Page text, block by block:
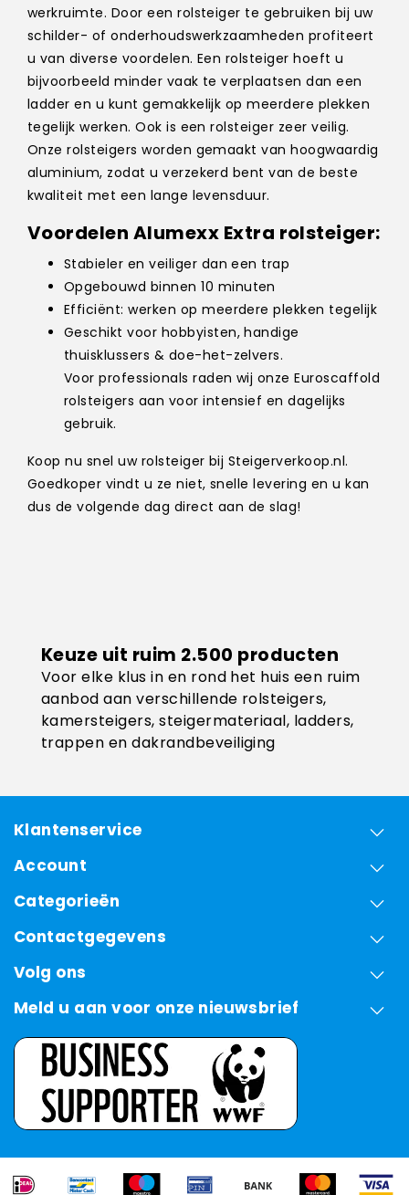
werkruimte. Door een rolsteiger te gebruiken bij uw
schilder- of onderhoudswerkzaamheden profiteert
u van diverse voordelen. Een rolsteiger hoeft u
bijvoorbeeld minder vaak te verplaatsen dan een
ladder en u kunt gemakkelijk op meerdere plekken
tegelijk werken. Ook is een rolsteiger zeer veilig.
Onze rolsteigers worden gemaakt van hoogwaardig
aluminium, zodat u verzekerd bent van de beste
kwaliteit met een lange levensduur.
Voordelen Alumexx Extra rolsteiger:
Stabieler en veiliger dan een trap
Opgebouwd binnen 10 minuten
Efficiënt: werken op meerdere plekken tegelijk
Geschikt voor hobbyisten, handige
thuisklussers & doe-het-zelvers.
Voor professionals raden wij onze Euroscaffold
rolsteigers aan voor intensief en dagelijks
gebruik.
Koop nu snel uw rolsteiger bij Steigerverkoop.nl.
Goedkoper vindt u ze niet, snelle levering en u kan
dus de volgende dag direct aan de slag!
Keuze uit ruim 2.500 producten
Voor elke klus in en rond het huis een ruim
aanbod aan verschillende rolsteigers,
kamersteigers, steigermateriaal, ladders,
trappen en dakrandbeveiliging
Klantenservice
Account
Categorieën
Contactgegevens
Volg ons
Meld u aan voor onze nieuwsbrief